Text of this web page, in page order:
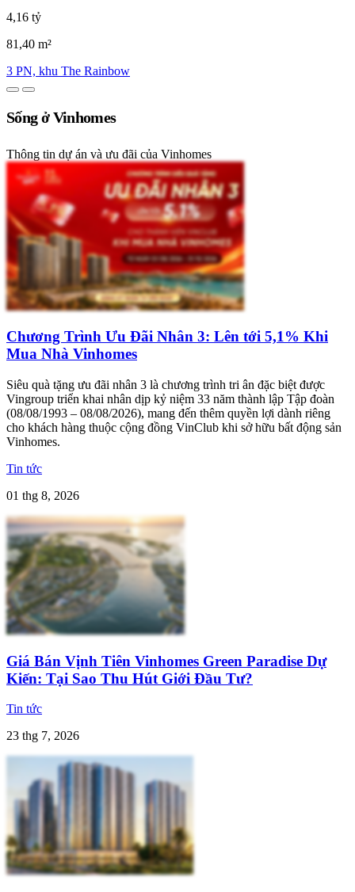
4,16 tỷ
81,40 m²
3 PN, khu The Rainbow
Sống ở Vinhomes
Thông tin dự án và ưu đãi của Vinhomes
Chương Trình Ưu Đãi Nhân 3: Lên tới 5,1% Khi
Mua Nhà Vinhomes
Siêu quà tặng ưu đãi nhân 3 là chương trình tri ân đặc biệt được
Vingroup triển khai nhân dịp kỷ niệm 33 năm thành lập Tập đoàn
(08/08/1993 – 08/08/2026), mang đến thêm quyền lợi dành riêng
cho khách hàng thuộc cộng đồng VinClub khi sở hữu bất động sản
Vinhomes.
Tin tức
01 thg 8, 2026
Giá Bán Vịnh Tiên Vinhomes Green Paradise Dự
Kiến: Tại Sao Thu Hút Giới Đầu Tư?
Tin tức
23 thg 7, 2026